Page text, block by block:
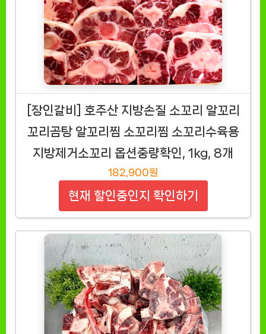
[장인갈비] 호주산 지방손질 소꼬리 알꼬리
꼬리곰탕 알꼬리찜 소꼬리찜 소꼬리수육용
지방제거소꼬리 옵션중량확인, 1kg, 8개
182,900원
현재 할인중인지 확인하기